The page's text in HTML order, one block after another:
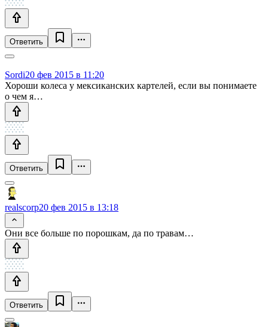
Ответить
Sordi20 фев 2015 в 11:20
Хороши колеса у мексиканских картелей, если вы понимаете
о чем я…
Ответить
realscorp20 фев 2015 в 13:18
Они все больше по порошкам, да по травам…
Ответить